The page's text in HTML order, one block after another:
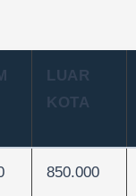
LUAR
KOTA
850.000